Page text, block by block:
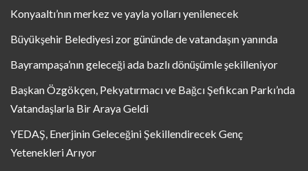
Konyaaltı’nın merkez ve yayla yolları yenilenecek
Büyükşehir Belediyesi zor gününde de vatandaşın yanında
Bayrampaşa’nın geleceği ada bazlı dönüşümle şekilleniyor
Başkan Özgökçen, Pekyatırmacı ve Bağcı Şefikcan Parkı’nda
Vatandaşlarla Bir Araya Geldi
YEDAŞ, Enerjinin Geleceğini Şekillendirecek Genç
Yetenekleri Arıyor